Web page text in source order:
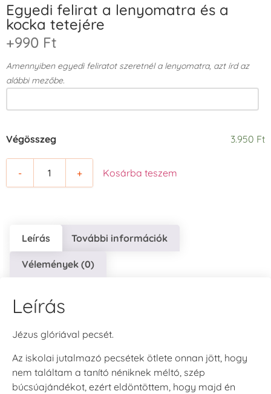
Egyedi felirat a lenyomatra és a
kocka tetejére
+990 Ft
Amennyiben egyedi feliratot szeretnél a lenyomatra, azt írd az
alábbi mezőbe.
Végösszeg 3.950 Ft
- + Kosárba teszem
Leírás További információk
Vélemények (0)
Leírás
Jézus glóriával pecsét.
Az iskolai jutalmazó pecsétek ötlete onnan jött, hogy
nem találtam a tanító néniknek méltó, szép
búcsúajándékot, ezért eldöntöttem, hogy majd én